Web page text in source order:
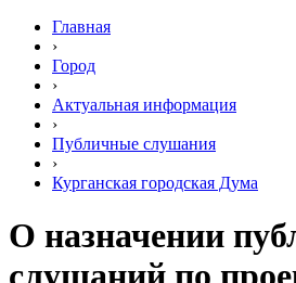
Главная
›
Город
›
Актуальная информация
›
Публичные слушания
›
Курганская городская Дума
О назначении